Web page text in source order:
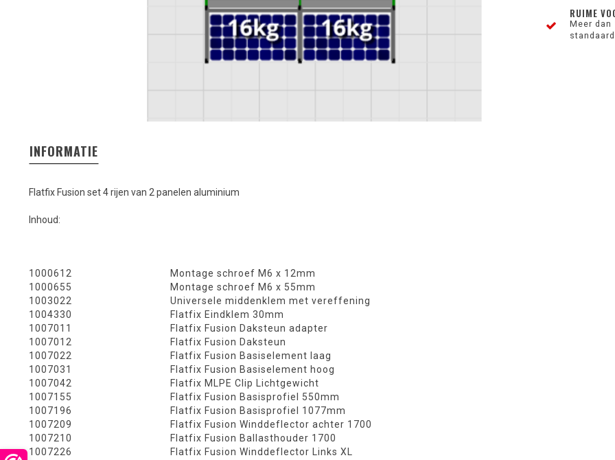
RUIME
Meer dan
INFORMATIE
Flatfix Fusion set 4 rijen van 2 panelen aluminium
Inhoud:
1000612 Montage schroef M6 x 12mm
1000655
Montage schroef M6 x 55mm
1003022
Universele middenklem met vereffening
1004330
Flatfix Eindklem 30mm
1007011
Flatfix Fusion Daksteun adapter
1007012
Flatfix Fusion Daksteun
1007022
Flatfix Fusion Basiselement laag
1007031
Flatfix Fusion Basiselement hoog
1007042
Flatfix MLPE Clip Lichtgewicht
1007155
Flatfix Fusion Basisprofiel 550mm
1007196
Flatfix Fusion Basisprofiel 1077mm
1007209
Flatfix Fusion Winddeflector achter 1700
1007210
Flatfix Fusion Ballasthouder 1700
1007226
Flatfix Fusion Winddeflector Links XL